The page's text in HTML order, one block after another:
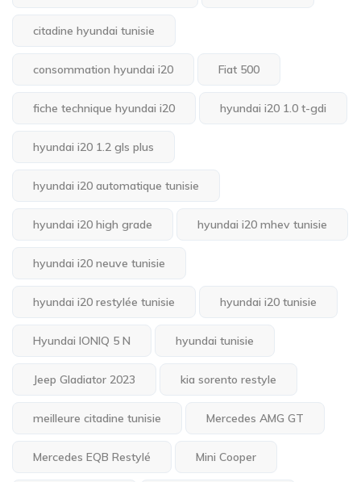
citadine hyundai tunisie
consommation hyundai i20 Fiat 500
fiche technique hyundai i20 hyundai i20 1.0 t-gdi
hyundai i20 1.2 gls plus
hyundai i20 automatique tunisie
hyundai i20 high grade hyundai i20 mhev tunisie
hyundai i20 neuve tunisie
hyundai i20 restylée tunisie hyundai i20 tunisie
Hyundai IONIQ 5 N hyundai tunisie
Jeep Gladiator 2023 kia sorento restyle
meilleure citadine tunisie Mercedes AMG GT
Mercedes EQB Restylé Mini Cooper